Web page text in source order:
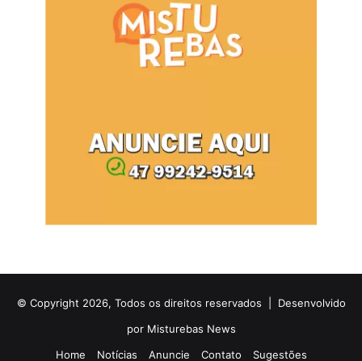
© Copyright 2026, Todos os direitos reservados | Desenvolvido
por Misturebas News
Home
Notícias Anuncie Contato Sugestões